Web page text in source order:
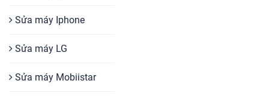
Sửa máy Iphone
Sửa máy LG
Sửa máy Mobiistar